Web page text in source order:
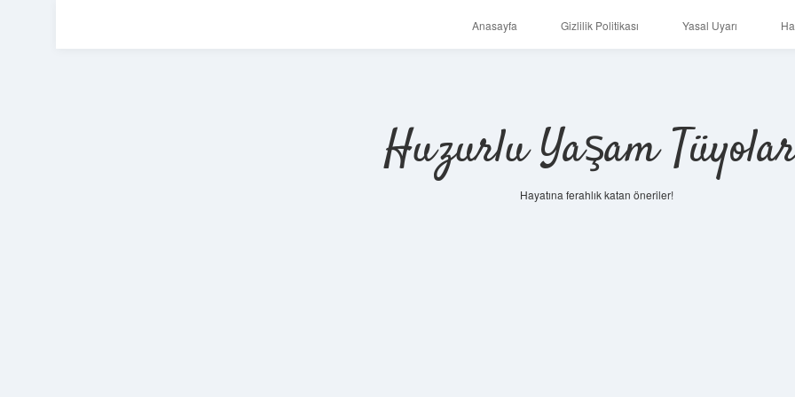
Anasayfa Gizlilik Politikası Yasal Uyarı
Huzurlu Yaşam
Hayatına ferahlık katan öneriler!